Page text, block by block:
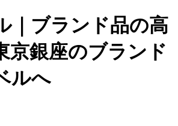
｜ブランド品の高
京銀座のブランド
ルへ